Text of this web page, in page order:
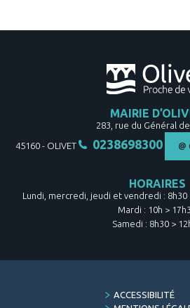
MAIRIE
283, rue du Général
45160 - OLIVET 0238698300
HORAIRES
Lundi, mercredi, jeudi et vendredi : 8h30
Mardi : 10h >
Samedi : 8h30 >
FOOTER
ACCESSIBILITÉ